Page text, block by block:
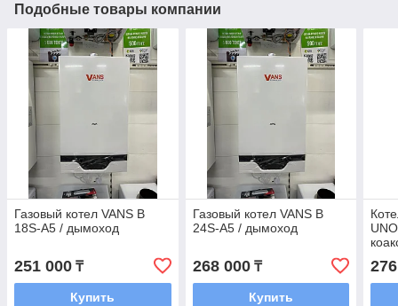
Подобные товары компании
Газовый котел VANS B
18S-A5 / дымоход
251 000 ₸
Купить
Газовый котел VANS B
24S-A5 / дымоход
268 000₸
Купить